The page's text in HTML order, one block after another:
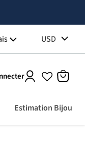
USD
panier
Estimation Bijou